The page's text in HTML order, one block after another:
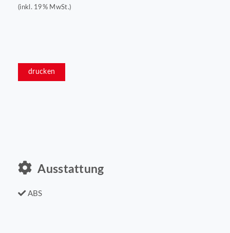
(inkl. 19% MwSt.)
drucken
Ausstattung
ABS